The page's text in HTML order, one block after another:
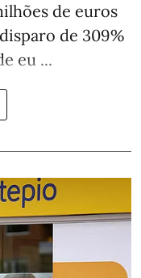
de euros
de 309%
eu ...